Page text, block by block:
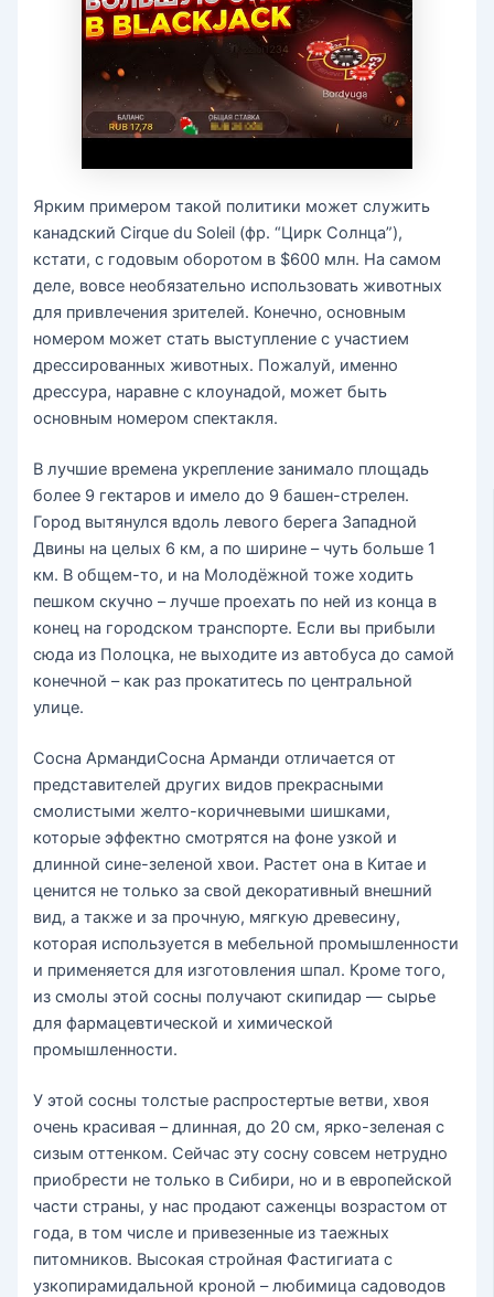
Ярким примером такой политики может служить
канадский Cirque du Soleil (фр. “Цирк Солнца”),
кстати, с годовым оборотом в $600 млн. На самом
деле, вовсе необязательно использовать животных
для привлечения зрителей. Конечно, основным
номером может стать выступление с участием
дрессированных животных. Пожалуй, именно
дрессура, наравне с клоунадой, может быть
основным номером спектакля.
В лучшие времена укрепление занимало площадь
более 9 гектаров и имело до 9 башен-стрелен.
Город вытянулся вдоль левого берега Западной
Двины на целых 6 км, а по ширине – чуть больше 1
км. В общем-то, и на Молодёжной тоже ходить
пешком скучно – лучше проехать по ней из конца в
конец на городском транспорте. Если вы прибыли
сюда из Полоцка, не выходите из автобуса до самой
конечной – как раз прокатитесь по центральной
улице.
Сосна АрмандиСосна Арманди отличается от
представителей других видов прекрасными
смолистыми желто-коричневыми шишками,
которые эффектно смотрятся на фоне узкой и
длинной сине-зеленой хвои. Растет она в Китае и
ценится не только за свой декоративный внешний
вид, а также и за прочную, мягкую древесину,
которая используется в мебельной промышленности
и применяется для изготовления шпал. Кроме того,
из смолы этой сосны получают скипидар — сырье
для фармацевтической и химической
промышленности.
У этой сосны толстые распростертые ветви, хвоя
очень красивая – длинная, до 20 см, ярко-зеленая с
сизым оттенком. Сейчас эту сосну совсем нетрудно
приобрести не только в Сибири, но и в европейской
части страны, у нас продают саженцы возрастом от
года, в том числе и привезенные из таежных
питомников. Высокая стройная Фастигиата с
узкопирамидальной кроной – любимица садоводов